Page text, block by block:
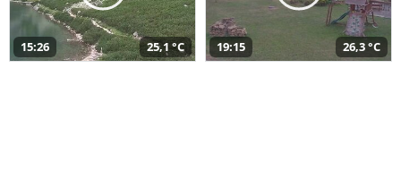
15:26 25,1 °C 19:15 26,3 °C